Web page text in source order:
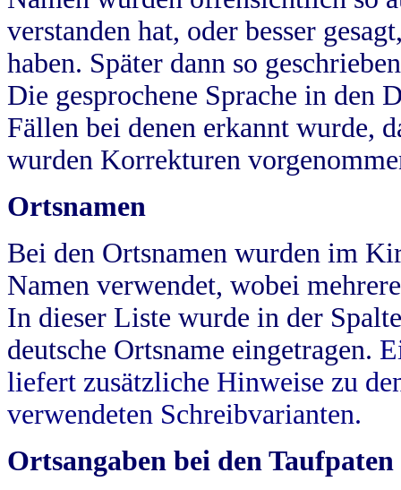
verstanden hat, oder besser
haben. Später dann so
Die gesprochene Sprache in
Fällen bei denen erkannt wurde,
wurden Korrekturen
Ortsnamen
Bei den Ortsnamen wurden im
Namen verwendet, wobei
In dieser Liste wurde in der
deutsche Ortsname eingetragen.
liefert zusätzliche Hinweise zu
verwendeten Schreibvarianten.
Ortsangaben bei den Taufpaten